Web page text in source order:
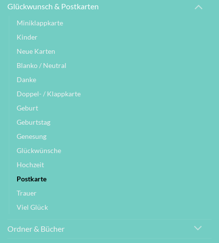
Glückwunsch & Postkarten
Miniklappkarte
Kinder
Neue Karten
Blanko / Neutral
Danke
Doppel- / Klappkarte
Geburt
Geburtstag
Genesung
Glückwünsche
Hochzeit
Postkarte
Trauer
Viel Glück
Ordner & Bücher